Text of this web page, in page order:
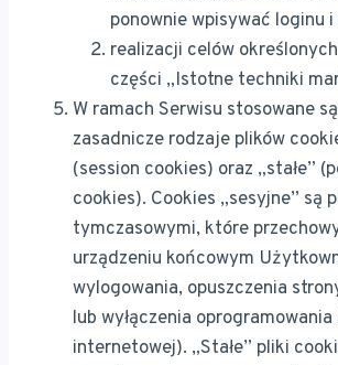
ponownie wpisywać loginu i
realizacji celów
części „Istotne techniki
W ramach Serwisu stosowane
zasadnicze rodzaje plików
(session cookies) oraz „stałe”
cookies). Cookies „sesyjne” są
tymczasowymi, które
urządzeniu końcowym
wylogowania, opuszczenia
lub wyłączenia
internetowej). „Stałe” pliki